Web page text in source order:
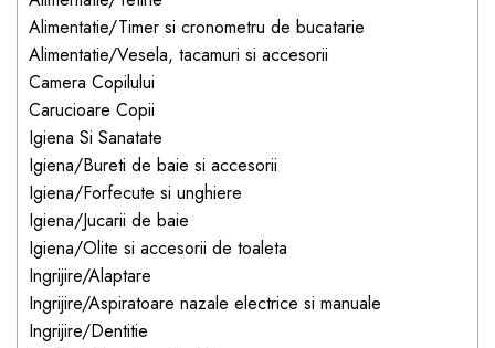
Incălzitoare biberoane
copii
Termosuri, recipiente
mâncare pentru copii
Suzete bebe
Termometre copii
Căști antifonice copii și
dopuri de urechi
Produse îngrijire copii
Igiena copii
Alimentatie/Timer si cronometru de bucatarie
Alimentatie/Vesela, tacamuri si accesorii
Camera Copilului
Carucioare Copii
Igiena Si Sanatate
Igiena/Bureti de baie si accesorii
Igiena/Forfecute si unghiere
Igiena/Jucarii de baie
Igiena/Olite si accesorii de toaleta
Ingrijire/Alaptare
Ingrijire/Aspiratoare nazale electrice si manuale
Ingrijire/Dentitie